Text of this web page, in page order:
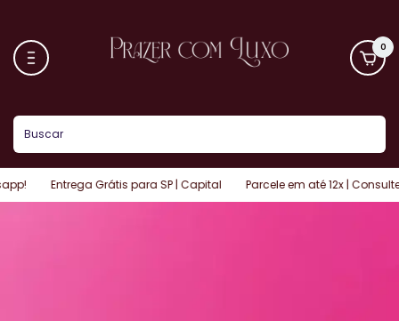
0
Entrega Grátis para SP | Capital Parcele em até 12x | Consulte